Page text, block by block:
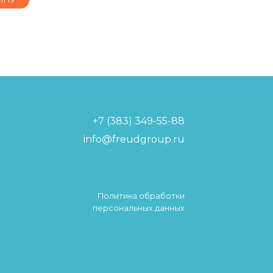
+7 (383) 349-55-88
info@freudgroup.ru
Политика обработки
персональных данных